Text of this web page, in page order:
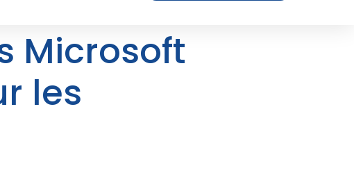
Microsoft
les